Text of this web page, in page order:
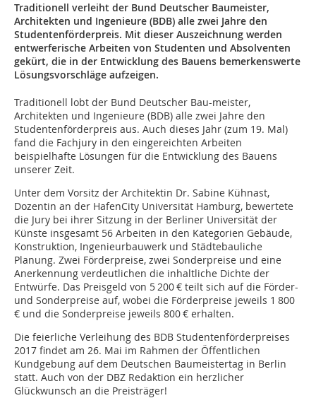
Traditionell verleiht der Bund Deutscher Baumeister,
Architekten und Ingenieure (BDB) alle zwei Jahre den
Studentenförderpreis. Mit dieser Auszeichnung werden
entwerferische Arbeiten von Studenten und Absolventen
gekürt, die in der Entwicklung des Bauens bemerkenswerte
Lösungsvorschläge aufzeigen.
Traditionell lobt der Bund Deutscher Bau-meister,
Architekten und Ingenieure (BDB) alle zwei Jahre den
Studentenförderpreis aus. Auch dieses Jahr (zum 19. Mal)
fand die Fachjury in den eingereichten Arbeiten
beispielhafte Lösungen für die Entwicklung des Bauens
unserer Zeit.
Unter dem Vorsitz der Architektin Dr. Sabine Kühnast,
Dozentin an der HafenCity Universität Hamburg, bewertete
die Jury bei ihrer Sitzung in der Berliner Universität der
Künste insgesamt 56 Arbeiten in den Kategorien Gebäude,
Konstruktion, Ingenieurbauwerk und Städtebauliche
Planung. Zwei Förderpreise, zwei Sonderpreise und eine
Anerkennung verdeutlichen die inhaltliche Dichte der
Entwürfe. Das Preisgeld von 5 200 € teilt sich auf die Förder-
und Sonderpreise auf, wobei die Förderpreise jeweils 1 800
€ und die Sonderpreise jeweils 800 € erhalten.
Die feierliche Verleihung des BDB Studentenförderpreises
2017 findet am 26. Mai im Rahmen der Öffentlichen
Kundgebung auf dem Deutschen Baumeistertag in Berlin
statt. Auch von der DBZ Redaktion ein herzlicher
Glückwunsch an die Preisträger!